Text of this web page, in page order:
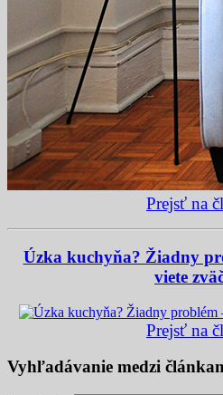
Prejsť na
Úzka kuchyňa? Žiadny
viete
Prejsť na
Vyhľadávanie medzi